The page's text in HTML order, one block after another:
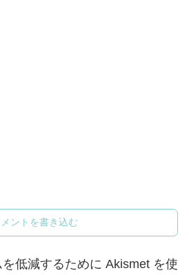
メントを書き込む
低減するために Akismet を使